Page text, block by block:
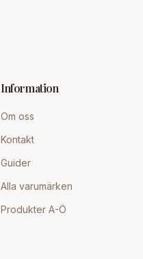
Information
Om oss
Kontakt
Guider
Alla varumärken
Produkter A-Ö